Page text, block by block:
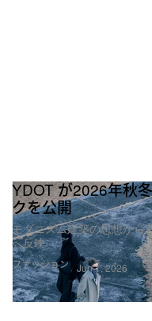
ファッション
YDOT が2026年秋
クを公開
モダニズム建築の思想から
へ反映
Jun 1, 2026